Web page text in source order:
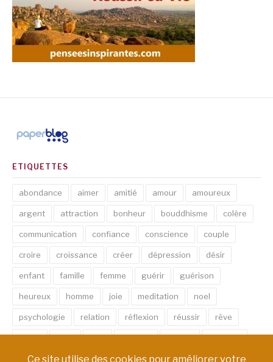
ETIQUETTES
abondance aimer amitié amour amoureux
argent attraction bonheur bouddhisme colère
communication confiance conscience couple
croire croissance créer dépression désir
enfant famille femme guérir guérison
heureux homme joie meditation noel
psychologie relation réflexion réussir rêve
santé sexe soin spirituel succès thérapie
vie âme émotion énergie équilibre